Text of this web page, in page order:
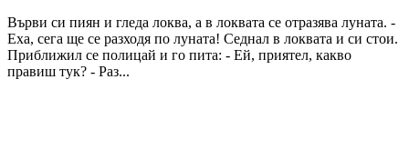
Върви си пиян и гледа локва, а в локвата се отразява луната. -
Еха, сега ще се разходя по луната! Седнал в локвата и си стои.
Приближил се полицай и го пита: - Ей, приятел, какво
правиш тук? - Раз...